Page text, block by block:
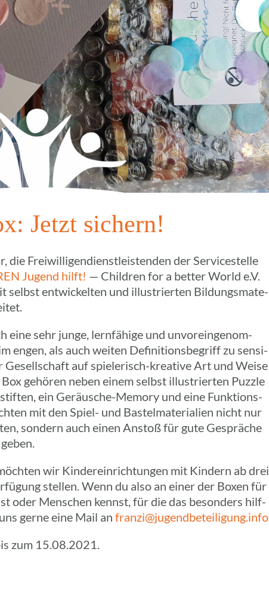
Jetzt sichern!
die Frei­wil­li­gen­dienst­leis­ten­den der Service­stelle
Jugend hilft! — Child­ren for a better World e.V.
selbst entwi­ckel­ten und illus­trier­ten Bildungs­ma­te­
eine sehr junge, lern­fä­hige und unvor­ein­ge­nom­
engen, als auch weiten Defi­ni­ti­ons­be­griff zu sensi­
auf spie­­le­risch-krea­­tive Art und Weise
gehören neben einem selbst illus­trier­ten Puzzle
ein Geräu­­sche-Memory und eine Funk­ti­ons­
mit den Spiel- und Bastel­ma­te­ria­lien nicht nur
sondern auch einen Anstoß für gute Gesprä­che
wir Kinder­ein­rich­tun­gen mit Kindern ab drei
stellen. Wenn du also an einer der Boxen für
oder Menschen kennst, für die das beson­ders hilf­
gerne eine Mail an franzi@jugendbeteiligung.info
zum 15.08.2021.